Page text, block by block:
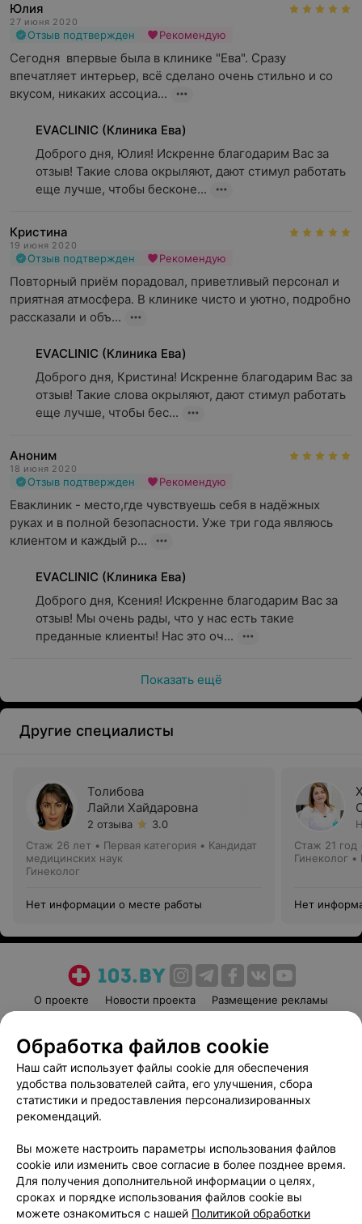
Юлия
27 июня 2020
Отзыв подтвержден Рекомендую
Сегодня  впервые была в клинике "Ева". Сразу
впечатляет интерьер, всё сделано очень стильно и со
вкусом, никаких ассоциа...
EVACLINIC (Клиника Ева)
Доброго дня, Юлия! Искренне благодарим Вас за
отзыв! Такие слова окрыляют, дают стимул работать
еще лучше, чтобы бесконе...
Кристина
19 июня 2020
Отзыв подтвержден Рекомендую
Повторный приём порадовал, приветливый персонал и
приятная атмосфера. В клинике чисто и уютно, подробно
рассказали и объ...
EVACLINIC (Клиника Ева)
Доброго дня, Кристина! Искренне благодарим Вас за
отзыв! Такие слова окрыляют, дают стимул работать
еще лучше, чтобы бес...
Аноним
18 июня 2020
Отзыв подтвержден Рекомендую
Еваклиник - место,где чувствуешь себя в надёжных
руках и в полной безопасности. Уже три года являюсь
клиентом и каждый р...
EVACLINIC (Клиника Ева)
Доброго дня, Ксения! Искренне благодарим Вас за
отзыв! Мы очень рады, что у нас есть такие
преданные клиенты! Нас это оч...
Показать ещё
Другие специалисты
Толибова
Лайли Хайдаровна
2 отзыва
3.0
Стаж 26 лет • Первая категория • Кандидат
медицинских наук
Гинеколог
Нет информации о месте работы
Стаж 21 год
Гинеколог
Нет
О проекте Новости проекта
Размещение рекламы
Пользовательское соглашение
Способы оплаты
Вакансии
Партнеры
Написать руководителю 103.by
Обработка персональных данных
Обработка файлов cookie
Наш сайт использует файлы cookie для обеспечения
удобства пользователей сайта, его улучшения, сбора
статистики и предоставления персонализированных
рекомендаций.
Вы можете настроить параметры использования файлов
cookie или изменить свое согласие в более позднее время.
Для получения дополнительной информации о целях,
сроках и порядке использования файлов cookie вы
можете ознакомиться с нашей Политикой обработки